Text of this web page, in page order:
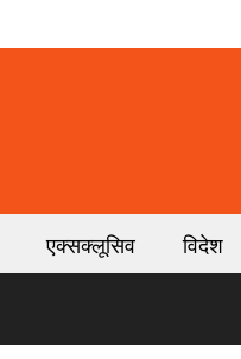
एक्सक्लूसिव विदेश